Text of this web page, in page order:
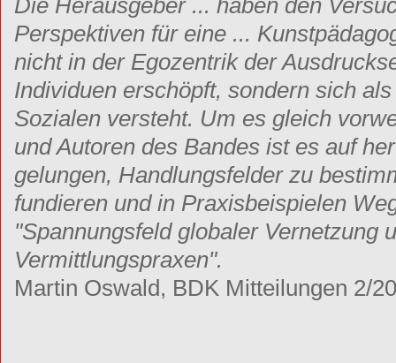
Die Herausgeber ... haben den
Perspektiven für eine ...
nicht in der Egozentrik der
Individuen erschöpft, sondern sich
Sozialen versteht. Um es gleich
und Autoren des Bandes ist es auf
gelungen, Handlungsfelder zu
fundieren und in Praxisbeispielen
"Spannungsfeld globaler Vernetzung
Vermittlungspraxen".
Martin Oswald, BDK Mitteilungen 2/